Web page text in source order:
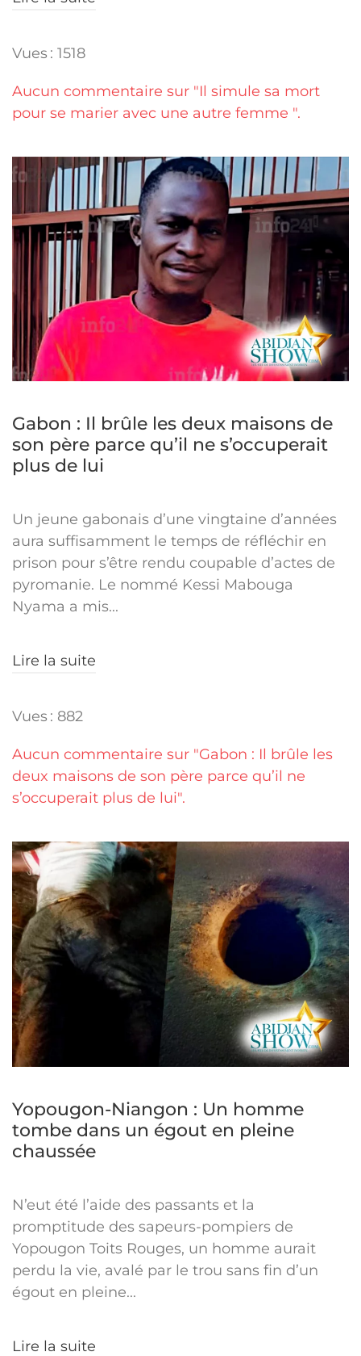
Vues : 1518
Aucun commentaire sur "Il simule sa mort
pour se marier avec une autre femme ".
Gabon : Il brûle les deux maisons de
son père parce qu’il ne s’occuperait
plus de lui
Un jeune gabonais d’une vingtaine d’années
aura suffisamment le temps de réfléchir en
prison pour s’être rendu coupable d’actes de
pyromanie. Le nommé Kessi Mabouga
Nyama a mis...
Lire la suite
Vues : 882
Aucun commentaire sur "Gabon : Il brûle les
deux maisons de son père parce qu’il ne
s’occuperait plus de lui".
Yopougon-Niangon : Un homme
tombe dans un égout en pleine
chaussée
N’eut été l’aide des passants et la
promptitude des sapeurs-pompiers de
Yopougon Toits Rouges, un homme aurait
perdu la vie, avalé par le trou sans fin d’un
égout en pleine...
Lire la suite